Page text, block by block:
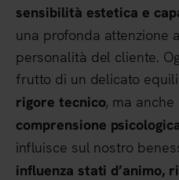
sensibilità estetica e
una profonda attenzione
personalità del cliente.
frutto di un delicato
rigore tecnico, ma anche
comprensione
influisce sul nostro
influenza stati d’animo,